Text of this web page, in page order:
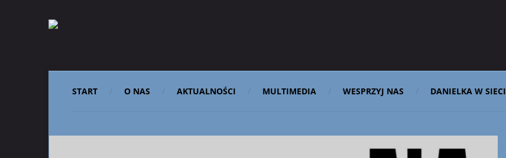
START O NAS AKTUALNOŚCI MULTIMEDIA WESPRZYJ NAS DANIELKA W SIECI